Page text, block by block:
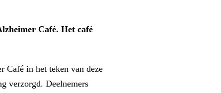
Café. Het café
Café in het teken van deze
verzorgd. Deelnemers